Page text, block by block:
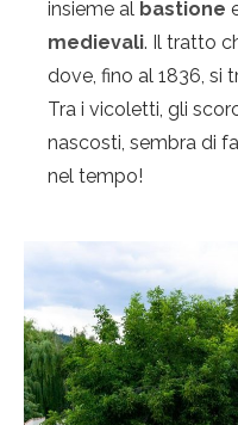
insieme al bastione
medievali. Il tratto
dove, fino al 1836, si
Tra i vicoletti, gli
nascosti, sembra di
nel tempo!